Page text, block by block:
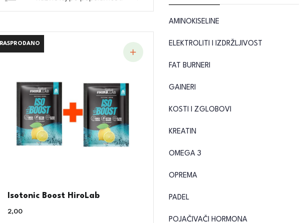
RASPRODANO
RASPRODANO
Isotonic Boost HiroLab
2,00
AMINOKISELINE
ELEKTROLITI I IZDRŽLJIVOST
FAT BURNERI
GAINERI
KOSTI I ZGLOBOVI
KREATIN
OMEGA 3
OPREMA
PADEL
POJAČIVAČI HORMONA